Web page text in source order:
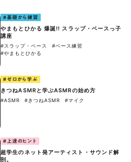
#基礎から練習
やまもとひかる 爆誕!! スラップ・ベースっ子
講座
#スラップ・ベース
#ベース練習
#やまもとひかる
#ゼロから学ぶ
きつねASMRと学ぶASMRの始め方
#ASMR #きつねASMR #マイク
#上達のヒント
超学生のネット発アーティスト・サウンド解
剖。